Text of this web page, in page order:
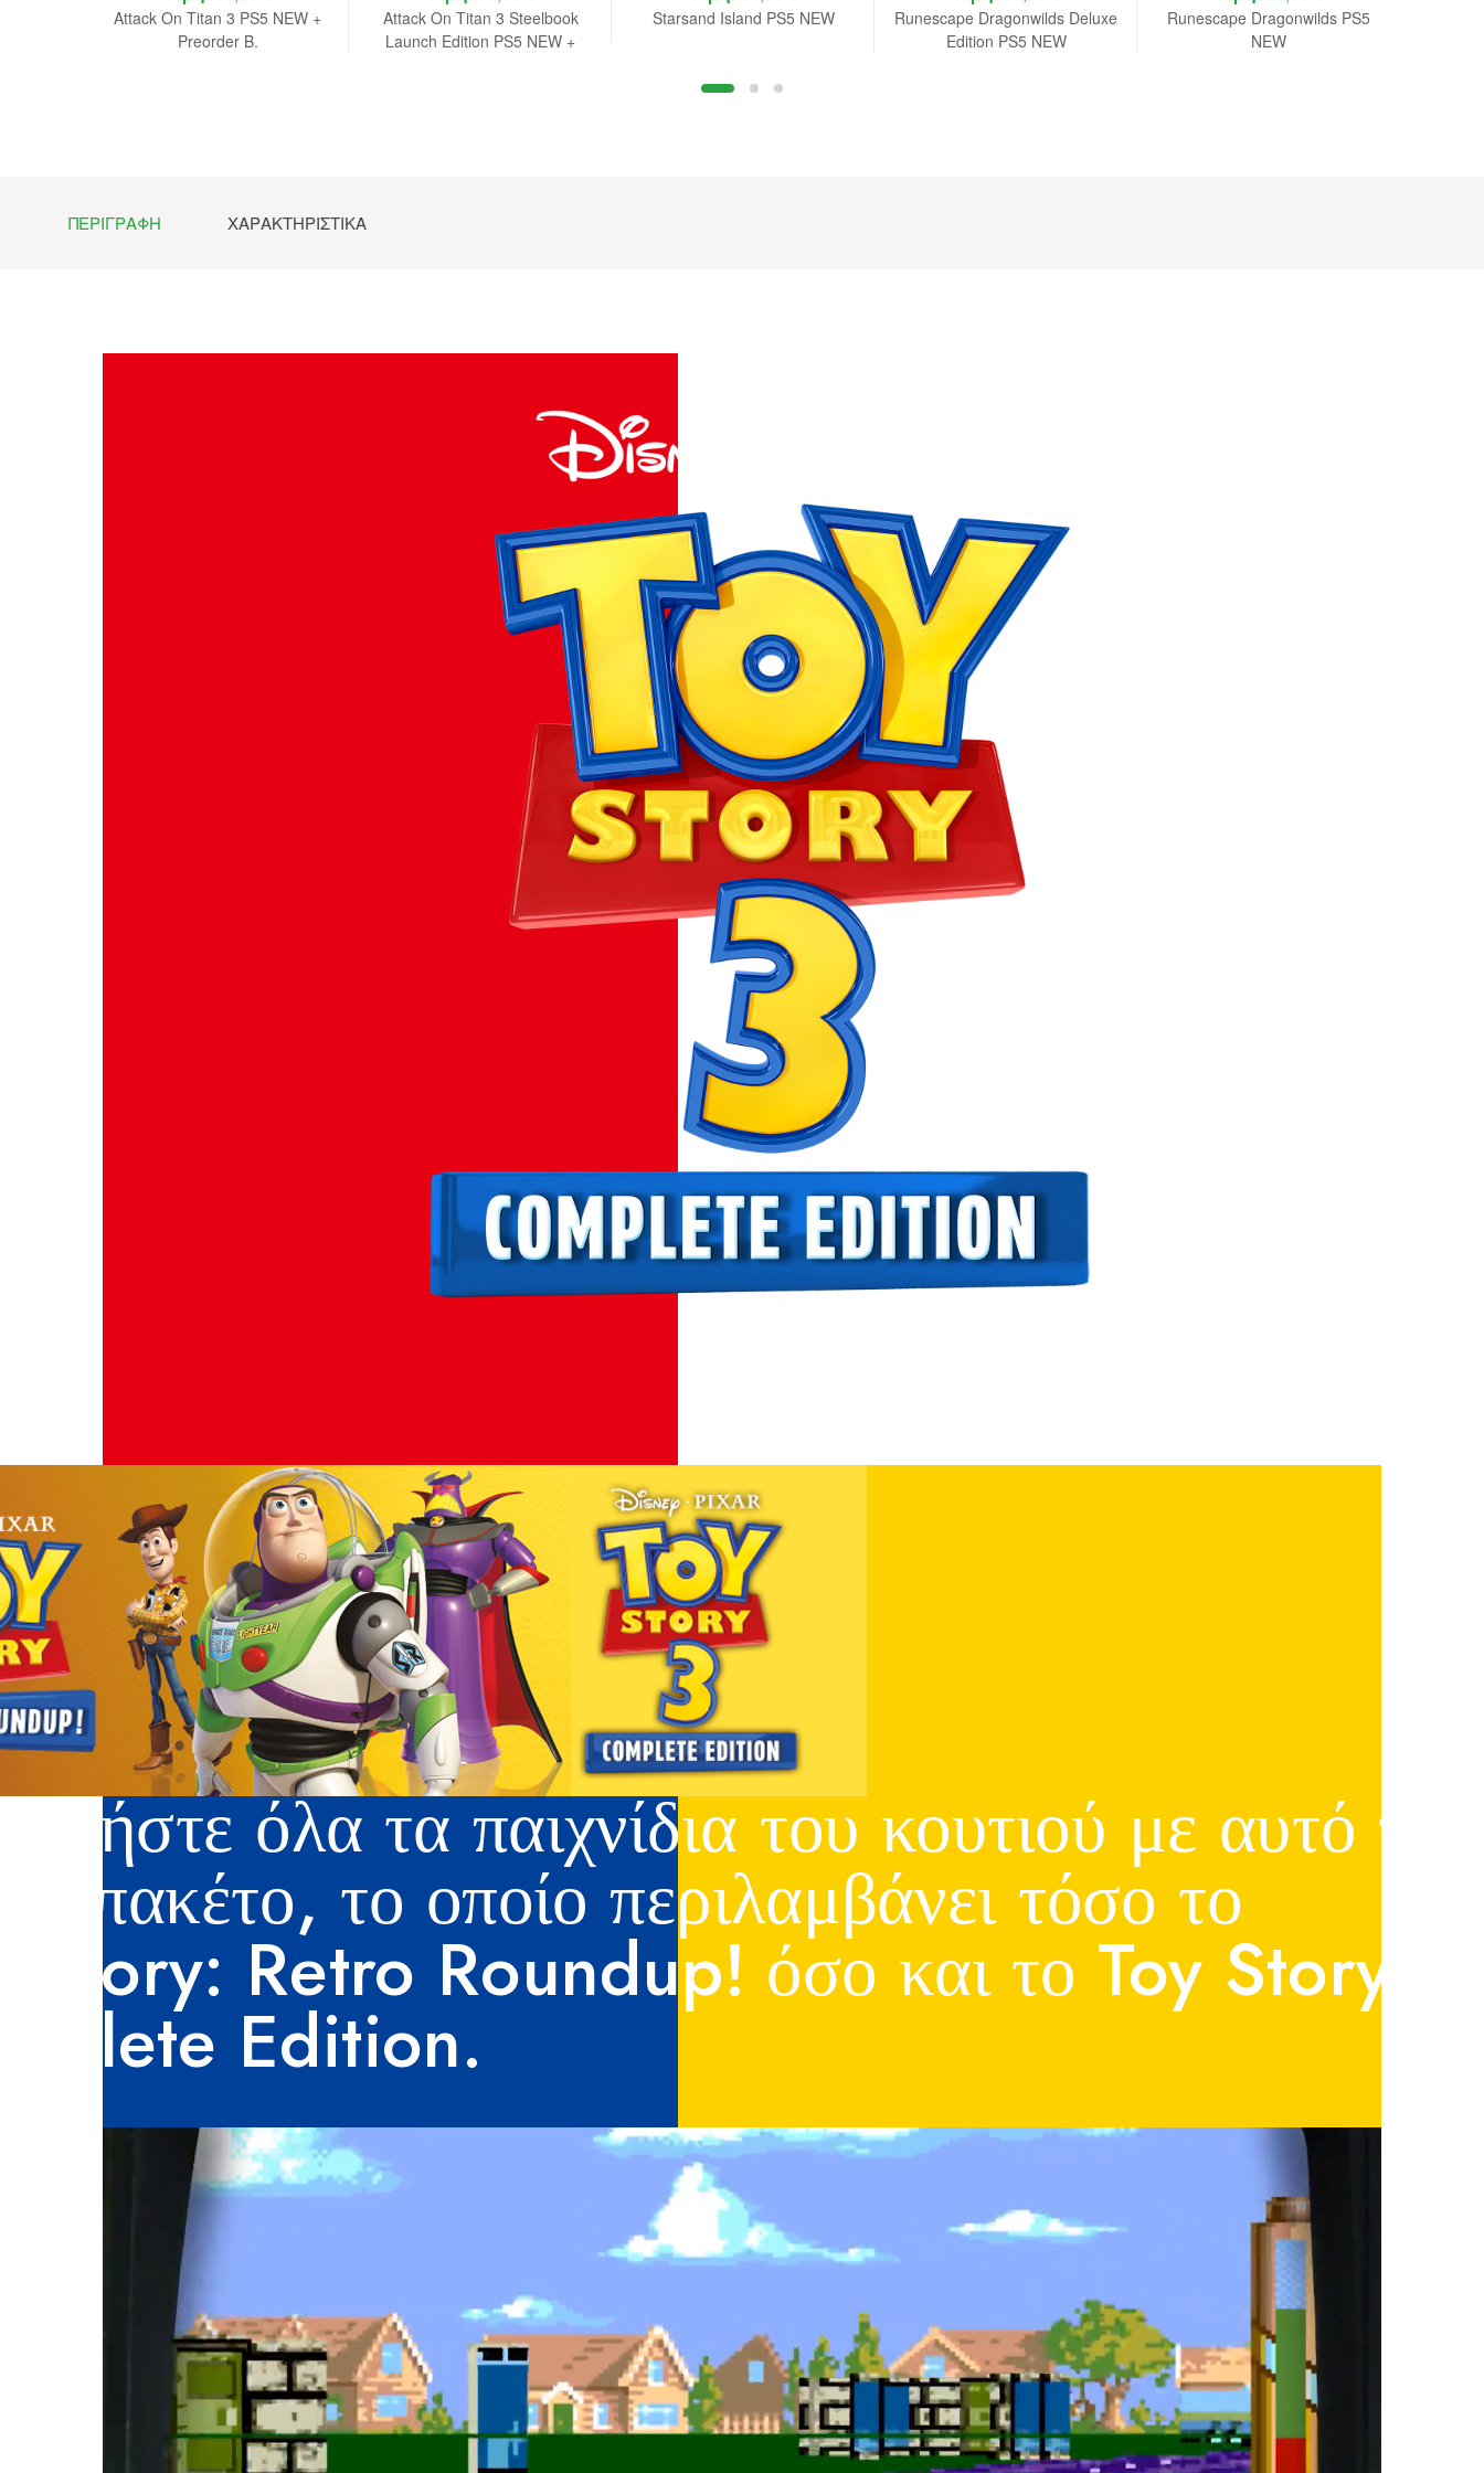
Attack On Titan 3 PS5 NEW +
Preorder B.
Attack On Titan 3 Steelbook
Launch Edition PS5 NEW +
Starsand Island PS5 NEW
Runescape Dragonwilds Deluxe
Edition PS5 NEW
Runescape Dragonwilds PS5
NEW
ΠΕΡΙΓΡΑΦΉ ΧΑΡΑΚΤΗΡΙΣΤΙΚΆ
όλα τα παιχνίδια του κουτιού με αυτό το
πακέτο, το οποίο περιλαμβάνει τόσο το
Story: Retro Roundup! όσο και το Toy Story 3
Edition.